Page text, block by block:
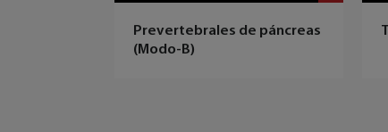
Prevertebrales de páncreas
(Modo-B)